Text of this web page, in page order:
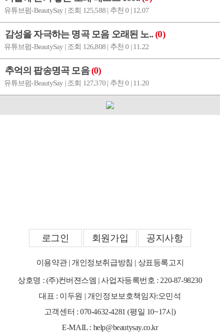
유튜브펌-BeautySay | 조회 125,588 | 추천 0 | 12.07
감성을 자극하는 명곡 모음 오래된 노..(0)
유튜브펌-BeautySay | 조회 126,808 | 추천 0 | 11.22
추억의 팝송명곡 모음(0)
유튜브펌-BeautySay | 조회 127,370 | 추천 0 | 11.20
로그인 회원가입 공지사항
이용약관| 개인정보취급방침 | 상표등록고지
상호명 : (주)컨버젼스엠 | 사업자등록번호 : 220-87-98230
대표 : 이두원 | 개인정보보호책임자:오민석
고객센터 : 070-4632-4281 (평일 10~17시)
E-MAIL : help@beautysay.co.kr